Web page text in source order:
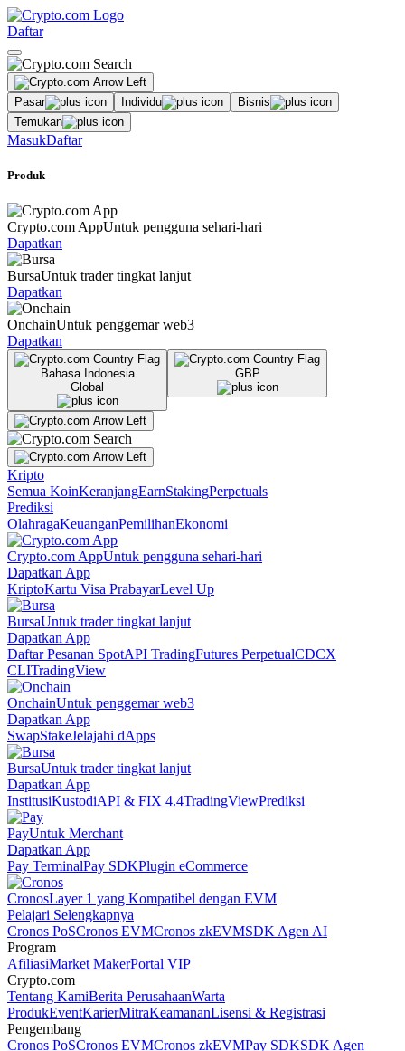
Daftar
Pasar Individu
Bisnis
Temukan
MasukDaftar
Produk
Crypto.com AppUntuk pengguna sehari-hari
Dapatkan
BursaUntuk trader tingkat lanjut
Dapatkan
OnchainUntuk penggemar web3
Dapatkan
Bahasa Indonesia
Global
GBP
Kripto
Semua KoinKeranjangEarnStakingPerpetuals
Prediksi
OlahragaKeuanganPemilihanEkonomi
Crypto.com AppUntuk pengguna sehari-hari
Dapatkan App
KriptoKartu Visa PrabayarLevel Up
BursaUntuk trader tingkat lanjut
Dapatkan App
Daftar Pesanan SpotAPI TradingFutures PerpetualCDCX
CLITradingView
OnchainUntuk penggemar web3
Dapatkan App
SwapStakeJelajahi dApps
BursaUntuk trader tingkat lanjut
Dapatkan App
InstitusiKustodiAPI & FIX 4.4TradingViewPrediksi
PayUntuk Merchant
Dapatkan App
Pay TerminalPay SDKPlugin eCommerce
CronosLayer 1 yang Kompatibel dengan EVM
Pelajari Selengkapnya
Cronos PoSCronos EVMCronos zkEVMSDK Agen AI
Program
AfiliasiMarket MakerPortal VIP
Crypto.com
Tentang KamiBerita PerusahaanWarta
ProdukEventKarierMitraKeamananLisensi & Registrasi
Pengembang
Cronos PoSCronos EVMCronos zkEVMPay SDKSDK Agen